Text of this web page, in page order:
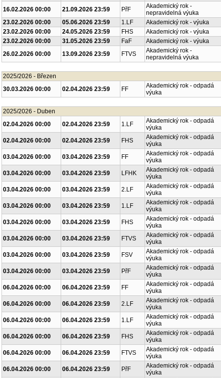
16.02.2026 00:00 21.09.2026 23:59 PřF
Akademický rok -
nepravidelná výuka
23.02.2026 00:00
05.06.2026 23:59 1.LF
Akademický rok - výuka
23.02.2026 00:00
24.05.2026 23:59 FHS
Akademický rok - výuka
23.02.2026 00:00
31.05.2026 23:59 FaF
Akademický rok - výuka
26.02.2026 00:00
13.09.2026 23:59 FTVS
Akademický rok -
nepravidelná výuka
2025/2026 - Březen
30.03.2026 00:00
02.04.2026 23:59 FF
Akademický rok - odpadá
výuka
2025/2026 - Duben
02.04.2026 00:00
02.04.2026 23:59 1.LF
Akademický rok - odpadá
výuka
02.04.2026 00:00
02.04.2026 23:59 FHS
Akademický rok - odpadá
výuka
03.04.2026 00:00
03.04.2026 23:59 FF
Akademický rok - odpadá
výuka
03.04.2026 00:00
03.04.2026 23:59 LFHK
Akademický rok - odpadá
výuka
03.04.2026 00:00
03.04.2026 23:59 2.LF
Akademický rok - odpadá
výuka
03.04.2026 00:00
03.04.2026 23:59 1.LF
Akademický rok - odpadá
výuka
03.04.2026 00:00
03.04.2026 23:59 FHS
Akademický rok - odpadá
výuka
03.04.2026 00:00
03.04.2026 23:59 FTVS
Akademický rok - odpadá
výuka
03.04.2026 00:00
03.04.2026 23:59 FSV
Akademický rok - odpadá
výuka
03.04.2026 00:00
03.04.2026 23:59 PřF
Akademický rok - odpadá
výuka
06.04.2026 00:00
06.04.2026 23:59 FF
Akademický rok - odpadá
výuka
06.04.2026 00:00
06.04.2026 23:59 2.LF
Akademický rok - odpadá
výuka
06.04.2026 00:00
06.04.2026 23:59 1.LF
Akademický rok - odpadá
výuka
06.04.2026 00:00
06.04.2026 23:59 FHS
Akademický rok - odpadá
výuka
06.04.2026 00:00
06.04.2026 23:59 FTVS
Akademický rok - odpadá
výuka
06.04.2026 00:00
06.04.2026 23:59 PřF
Akademický rok - odpadá
výuka